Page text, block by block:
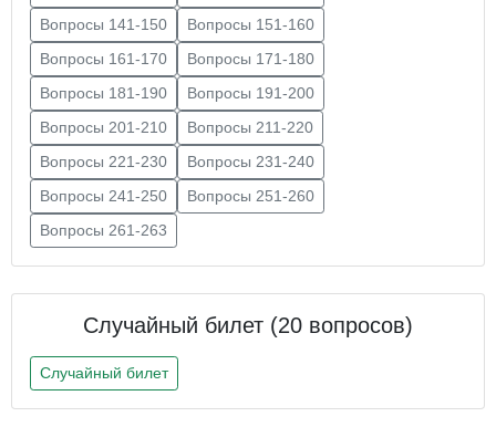
Вопросы 141-150
Вопросы 151-160
Вопросы 161-170
Вопросы 171-180
Вопросы 181-190
Вопросы 191-200
Вопросы 201-210
Вопросы 211-220
Вопросы 221-230
Вопросы 231-240
Вопросы 241-250
Вопросы 251-260
Вопросы 261-263
Случайный билет (20 вопросов)
Случайный билет